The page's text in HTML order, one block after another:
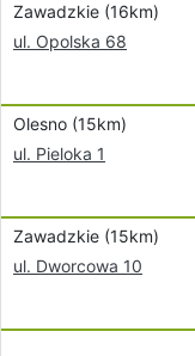
Zawadzkie (16km)
ul. Opolska 68
Olesno (15km)
ul. Pieloka 1
Zawadzkie (15km)
ul. Dworcowa 10